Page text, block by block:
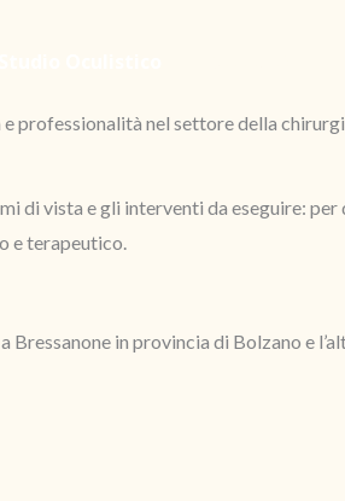
professionalità nel settore della
vista e gli interventi da eseguire:
e terapeutico.
in provincia di Bolzano e